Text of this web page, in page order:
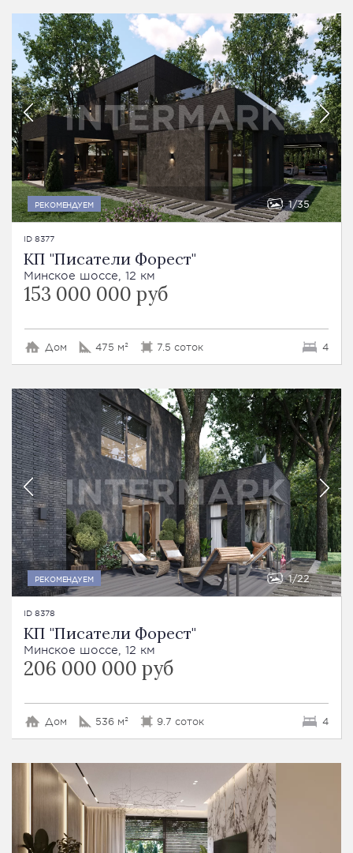
РЕКОМЕНДУЕМ 1 35
ID 8377
КП "Писатели Форест"
Минское шоссе, 12 км
153 000 000 руб
Дом 475 м² 7.5 соток 4
РЕКОМЕНДУЕМ 1 22
ID 8378
КП "Писатели Форест"
Минское шоссе, 12 км
206 000 000 руб
Дом 536 м² 9.7 соток 4